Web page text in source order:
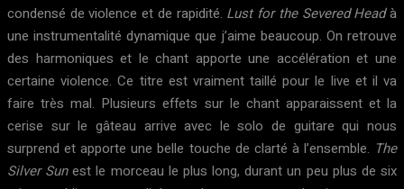
condensé de violence et de rapidité. Lust for the Severed Headà
une instrumentalité dynamique que j’aime beaucoup. On retrouve
des harmoniques et le chant apporte une accélération et une
certaine violence. Ce titre est vraiment taillé pour le live et il va
faire très mal. Plusieurs effets sur le chant apparaissent et la
cerise sur le gâteau arrive avec le solo de guitare qui nous
surprend et apporte une belle touche de clarté à l’ensemble. The
Silver Sunest le morceau le plus long, durant un peu plus de six